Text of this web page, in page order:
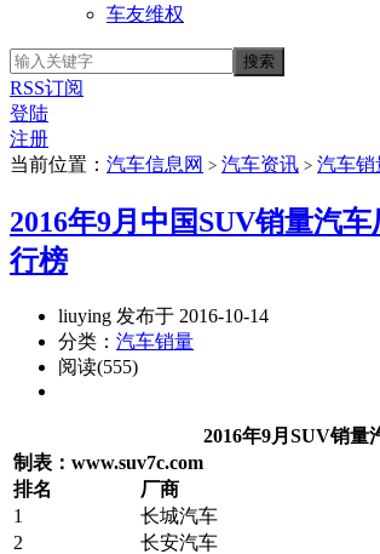
车友维权
RSS订阅
登陆
注册
当前位置： 汽车信息网 > 汽车资讯 > 汽车销
2016年9月中国SUV销量汽
行榜
liuying 发布于 2016-10-14
分类： 汽车销量
阅读(555)
2016年9月SUV销量
制表：www.suv7c.com
排名
厂商
1
长城汽车
2
长安汽车